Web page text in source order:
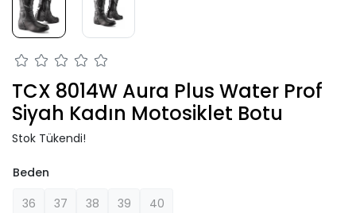
TCX 8014W Aura Plus Water Prof
Siyah Kadın Motosiklet Botu
Stok Tükendi!
Beden
36
37 38 39 40